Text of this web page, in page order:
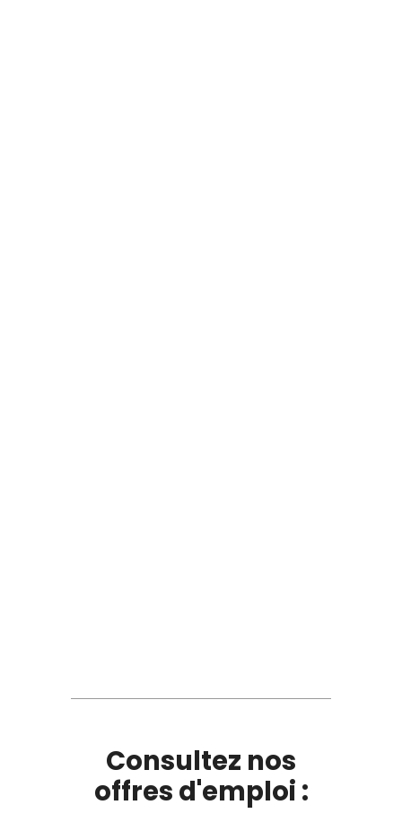
Consultez nos
offres d'emploi :